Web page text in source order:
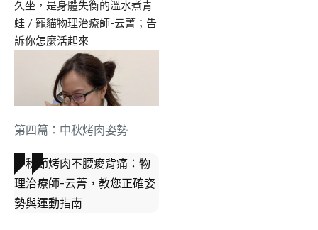
第四篇：中秋烤肉姿勢
中秋節烤肉不腰痠背痛：物
理治療師-云菁，教您正確姿
勢與運動指南